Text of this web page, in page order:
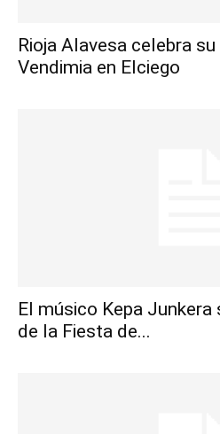
Rioja Alavesa celebra
Vendimia en Elciego
El músico Kepa Junkera
de la Fiesta de...